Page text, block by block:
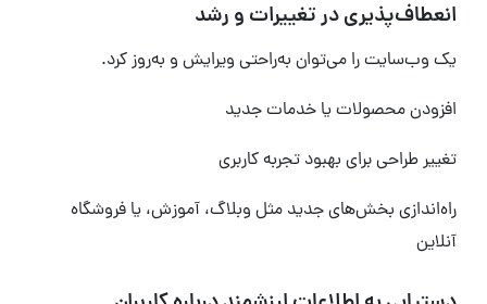
انعطاف‌پذیری در تغییرات و رشد
یک وب‌سایت را می‌توان به‌راحتی ویرایش و به‌روز کرد.
افزودن محصولات یا خدمات جدید
تغییر طراحی برای بهبود تجربه کاربری
راه‌اندازی بخش‌های جدید مثل وبلاگ، آموزش، یا فروشگاه
آنلاین